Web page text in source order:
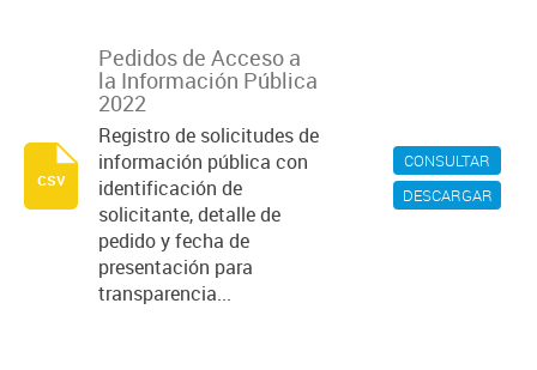
CONSULTAR
DESCARGAR
Pedidos de Acceso a
la Información Pública
2022
Registro de solicitudes de
información pública con
identificación de
solicitante, detalle de
pedido y fecha de
presentación para
transparencia...
csv